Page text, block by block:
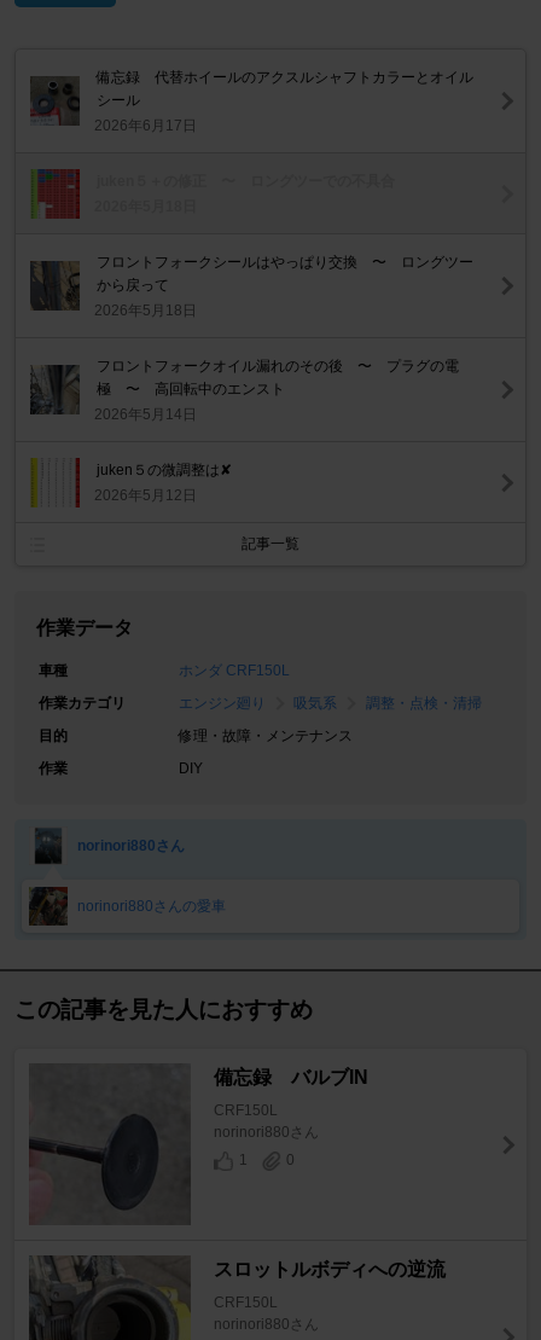
備忘録 代替ホイールのアクスルシャフトカラーとオイル
シール
2026年6月17日
フロントフォークシールはやっぱり交換 〜 ロングツー
から戻って
2026年5月18日
フロントフォークオイル漏れのその後 〜 プラグの電
極 〜 高回転中のエンスト
2026年5月14日
juken５の微調整は✘
2026年5月12日
記事一覧
作業データ
車種
ホンダ CRF150L
作業カテゴリ
エンジン廻り 吸気系
調整・点検・清掃
目的
修理・故障・メンテナンス
作業
DIY
norinori880さん
norinori880さんの愛車
この記事を見た人におすすめ
備忘録 バルブIN
CRF150L
norinori880さん
1
0
スロットルボディへの逆流
CRF150L
norinori880さん